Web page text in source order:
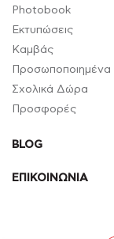
Photobook
Εκτυπώσεις
Καμβάς
Σχολικά Δώρα
Προσφορές
BLOG
ΕΠΙΚΟΙΝΩΝΙΑ